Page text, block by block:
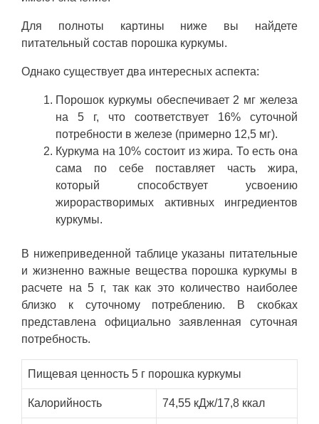
Для полноты картины ниже вы найдете
питательный состав порошка куркумы.
Однако существует два интересных аспекта:
Порошок куркумы обеспечивает 2 мг железа
на 5 г, что соответствует 16% суточной
потребности в железе (примерно 12,5 мг).
Куркума на 10% состоит из жира. То есть она
сама по себе поставляет часть жира,
который способствует усвоению
жирорастворимых активных ингредиентов
куркумы.
В нижеприведенной таблице указаны питательные
и жизненно важные вещества порошка куркумы в
расчете на 5 г, так как это количество наиболее
близко к суточному потреблению. В скобках
представлена официально заявленная суточная
потребность.
Пищевая ценность 5 г порошка куркумы
Калорийность 74,55 кДж/17,8 ккал